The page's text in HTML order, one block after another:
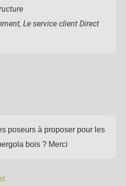
Le service client Direct
poseurs à proposer pour les
bois ? Merci